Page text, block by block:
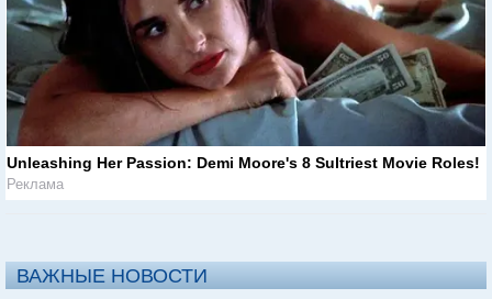
Unleashing Her Passion: Demi Moore's 8 Sultriest Movie Roles!
Реклама
ВАЖНЫЕ НОВОСТИ